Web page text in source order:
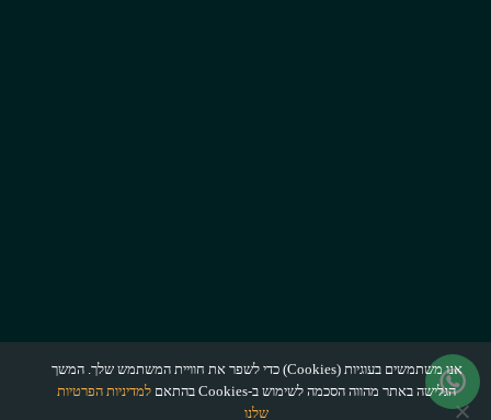
אנו משתמשים בעוגיות (Cookies) כדי לשפר את חוויית המשתמש שלך. המשך
הגלישה באתר מהווה הסכמה לשימוש ב-Cookies בהתאם
למדיניות הפרטיות
שלנו